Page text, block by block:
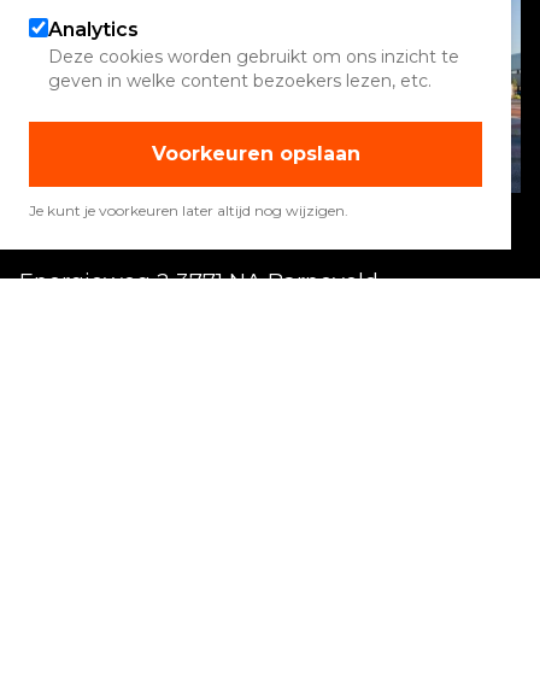
Energieweg 2 3771 NA Barneveld
Analytics
Deze cookies worden gebruikt om ons inzicht te
geven in welke content bezoekers lezen, etc.
Voorkeuren opslaan
Je kunt je voorkeuren later altijd nog wijzigen.